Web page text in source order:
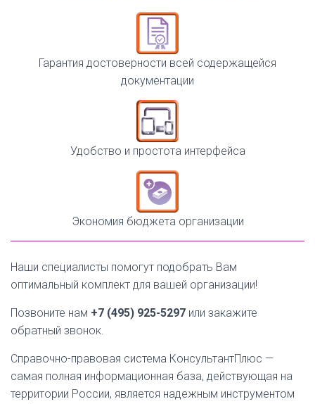
Гарантия достоверности всей содержащейся
документации
Удобство и простота интерфейса
Экономия бюджета организации
Наши специалисты помогут подобрать Вам
оптимальный комплект для вашей организации!
Позвоните нам +7 (495) 925-5297 или закажите
обратный звонок.
Справочно-правовая система КонсультантПлюс —
самая полная информационная база, действующая на
территории России, является надежным инструментом